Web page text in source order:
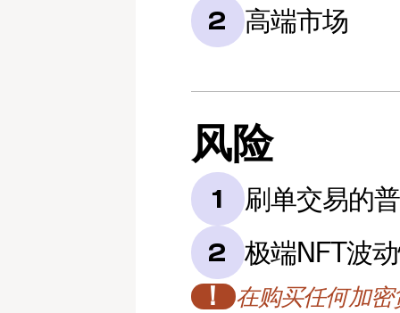
2 高端市场
风险
1 刷单交易的
2 极端NFT波
！ 在购买任何加